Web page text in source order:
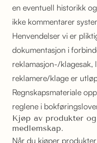
en eventuell historikk
ikke kommentarer
Henvendelser vi er
dokumentasjon i
reklamasjon-/klagesak,
reklamere/klage er
Regnskapsmateriale
reglene i
Kjøp av produkter
medlemskap.
Når du kjøper